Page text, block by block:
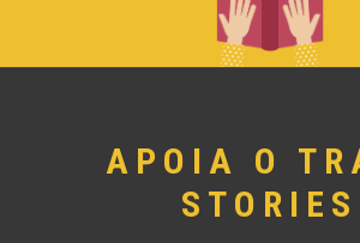
APOIA O
STORIES